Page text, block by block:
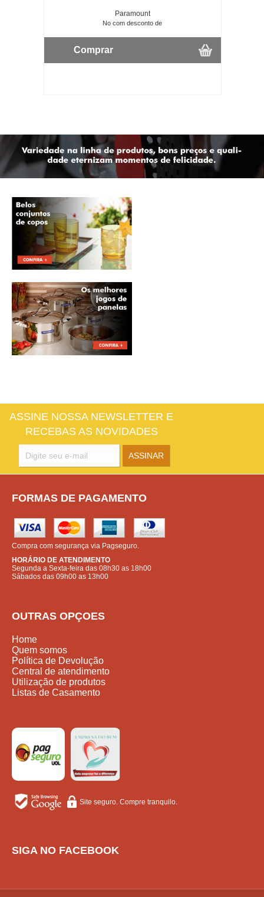
Paramount
No com desconto de
Comprar
ASSINE NOSSA NEWSLETTER E
RECEBAS AS NOVIDADES
FORMAS DE PAGAMENTO
Compra com segurança via Pagseguro.
HORÁRIO DE ATENDIMENTO
Segunda a Sexta-feira das 08h30 as 18h00
Sábados das 09h00 as 13h00
OUTRAS OPÇOES
Home
Quem somos
Política de Devolução
Central de atendimento
Utilização de produtos
Listas de Casamento
Site seguro. Compre tranquilo.
SIGA NO FACEBOOK